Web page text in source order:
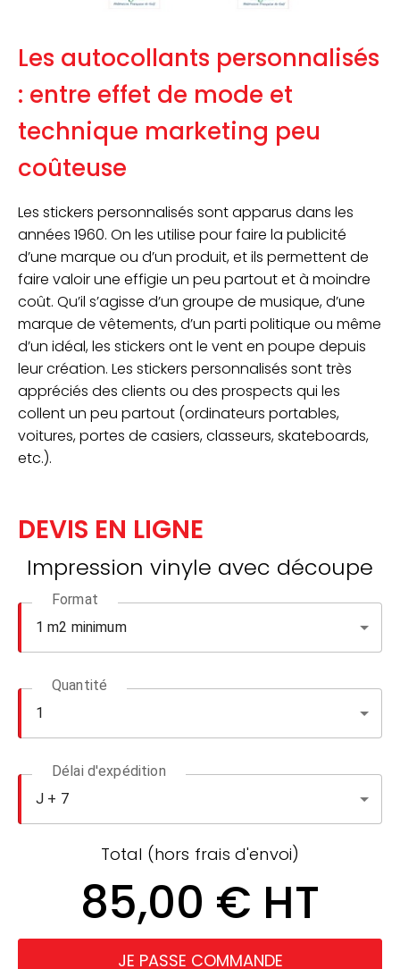
Les autocollants personnalisés
: entre effet de mode et
technique marketing peu
coûteuse
Les stickers personnalisés sont apparus dans les
années 1960. On les utilise pour faire la publicité
d’une marque ou d’un produit, et ils permettent de
faire valoir une effigie un peu partout et à moindre
coût. Qu’il s’agisse d’un groupe de musique, d’une
marque de vêtements, d’un parti politique ou même
d’un idéal, les stickers ont le vent en poupe depuis
leur création. Les stickers personnalisés sont très
appréciés des clients ou des prospects qui les
collent un peu partout (ordinateurs portables,
voitures, portes de casiers, classeurs, skateboards,
etc.).
DEVIS EN LIGNE
Impression vinyle avec découpe
Format
Quantité
Délai d'expédition
Total (hors frais d'envoi)
85,00 € HT
JE PASSE COMMANDE